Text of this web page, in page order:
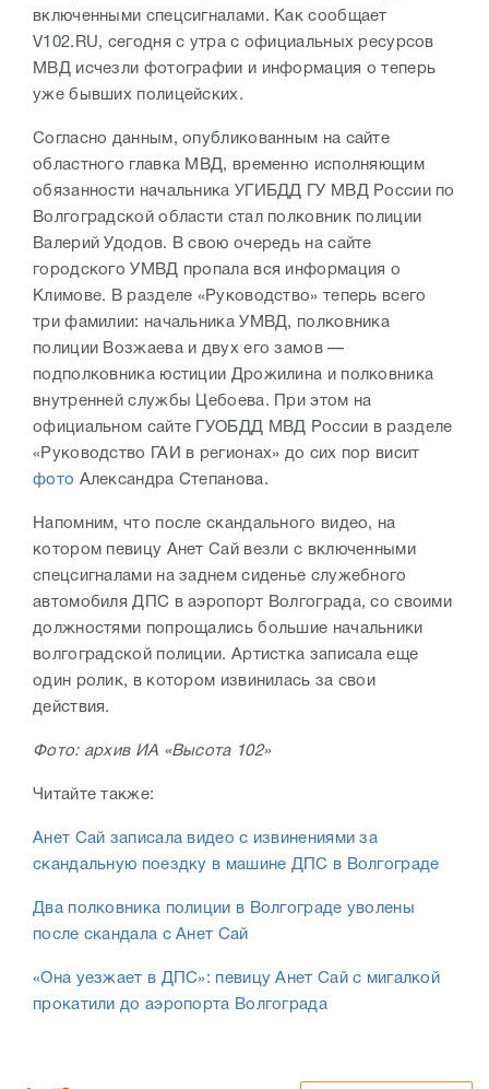
включенными спецсигналами. Как сообщает
V102.RU, сегодня с утра с официальных ресурсов
МВД исчезли фотографии и информация о теперь
уже бывших полицейских.
Согласно данным, опубликованным на сайте
областного главка МВД, временно исполняющим
обязанности начальника УГИБДД ГУ МВД России по
Волгоградской области стал полковник полиции
Валерий Удодов. В свою очередь на сайте
городского УМВД пропала вся информация о
Климове. В разделе «Руководство» теперь всего
три фамилии: начальника УМВД, полковника
полиции Возжаева и двух его замов —
подполковника юстиции Дрожилина и полковника
внутренней службы Цебоева. При этом на
официальном сайте ГУОБДД МВД России в разделе
«Руководство ГАИ в регионах» до сих пор висит
фото Александра Степанова.
Напомним, что после скандального видео, на
котором певицу Анет Сай везли с включенными
спецсигналами на заднем сиденье служебного
автомобиля ДПС в аэропорт Волгограда, со своими
должностями попрощались большие начальники
волгоградской полиции. Артистка записала еще
один ролик, в котором извинилась за свои
действия.
Фото: архив ИА «Высота 102»
Читайте также:
Анет Сай записала видео с извинениями за
скандальную поездку в машине ДПС в Волгограде
Два полковника полиции в Волгограде уволены
после скандала с Анет Сай
«Она уезжает в ДПС»: певицу Анет Сай с мигалкой
прокатили до аэропорта Волгограда